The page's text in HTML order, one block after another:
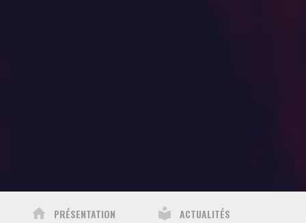
home PRÉSENTATION local_library ACTUALITÉS